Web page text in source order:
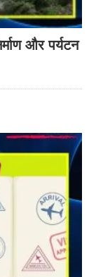
और पर्यटन